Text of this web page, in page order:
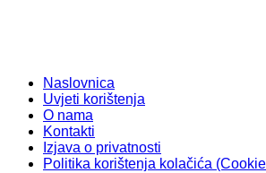
Naslovnica
Uvjeti korištenja
O nama
Kontakti
Izjava o privatnosti
Politika korištenja kolačića